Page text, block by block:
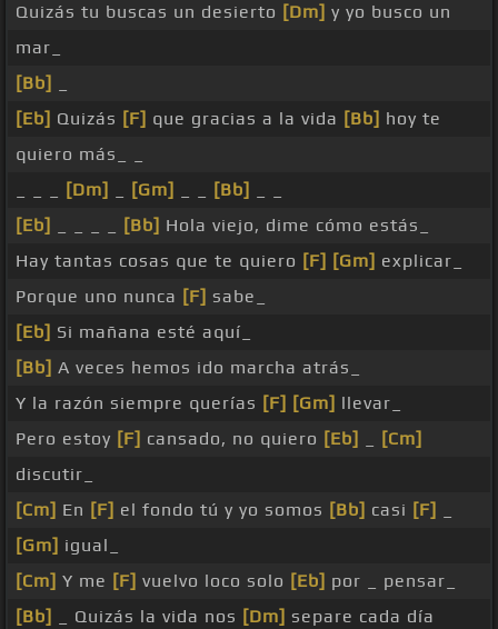
Quizás tu buscas un desierto [Dm] y yo busco un
mar_
[Bb]
[Eb] Quizás [F] que gracias a la vida [Bb] hoy te
quiero más_ _
[Dm] [Gm] [Bb]
[Eb]
[Bb] Hola viejo, dime cómo estás_
Hay tantas cosas que te quiero [F] [Gm] explicar_
Porque uno nunca [F] sabe_
[Eb] Si mañana esté aquí_
[Bb] A veces hemos ido marcha atrás_
Y la razón siempre querías [F] [Gm] llevar_
Pero estoy [F] cansado, no quiero [Eb]
[Cm]
discutir_
[Cm] En [F] el fondo tú y yo somos [Bb] casi [F]
[Gm] igual_
[Cm] Y me [F] vuelvo loco solo [Eb] por _ pensar_
[Bb]
_ Quizás la vida nos [Dm] separe cada día